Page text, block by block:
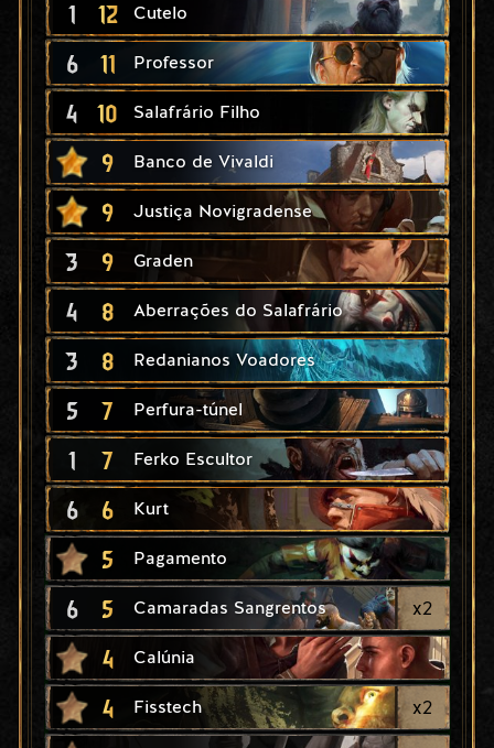
1 12 Cutelo
6 11 Professor
4 10 Salafrário Filho
9 Banco de Vivaldi
9 Justiça Novigradense
3 9 Graden
4 8 Aberrações do Salafrário
3 8 Redanianos Voadores
5 7 Perfura-túnel
1 7 Ferko Escultor
6 6 Kurt
5 Pagamento
6 5 Camaradas Sangrentos x2
4 Calúnia
4 Fisstech x2